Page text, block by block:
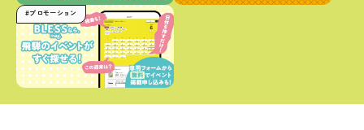
#プロモーション